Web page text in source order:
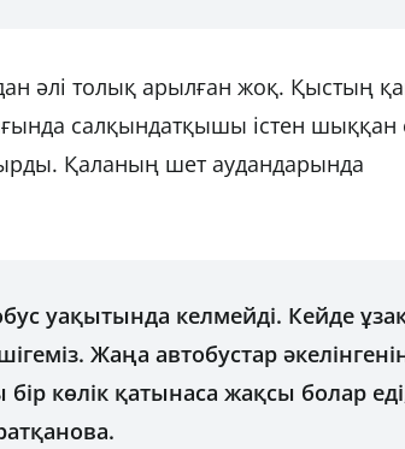
әлі толық арылған жоқ. Қыстың
салқындатқышы істен шыққан
Қаланың шет аудандарында
уақытында келмейді. Кейде
Жаңа автобустар
бір көлік қатынаса жақсы болар